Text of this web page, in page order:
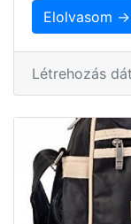
Elolvasom →
Létrehozás